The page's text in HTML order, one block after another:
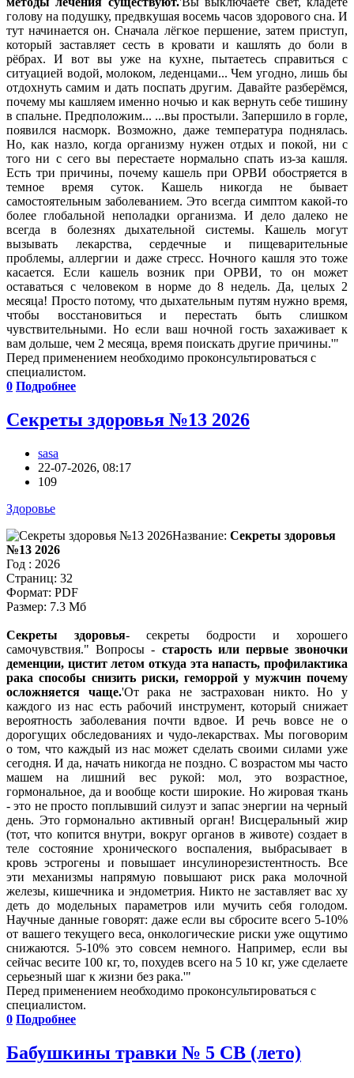
голову на подушку, предвкушая восемь часов здорового сна. И
тут начинается он. Сначала лёгкое першение, затем приступ,
который заставляет сесть в кровати и кашлять до боли в
рёбрах. И вот вы уже на кухне, пытаетесь справиться с
ситуацией водой, молоком, леденцами... Чем угодно, лишь бы
отдохнуть самим и дать поспать другим. Давайте разберёмся,
почему мы кашляем именно ночью и как вернуть себе тишину
в спальне. Предположим... ...вы простыли. Запершило в горле,
появился насморк. Возможно, даже температура поднялась.
Но, как назло, когда организму нужен отдых и покой, ни с
того ни с сего вы перестаете нормально спать из-за кашля.
Есть три причины, почему кашель при ОРВИ обостряется в
темное время суток. Кашель никогда не бывает
самостоятельным заболеванием. Это всегда симптом какой-то
более глобальной неполадки организма. И дело далеко не
всегда в болезнях дыхательной системы. Кашель могут
вызывать лекарства, сердечные и пищеварительные
проблемы, аллергии и даже стресс. Ночного кашля это тоже
касается. Если кашель возник при ОРВИ, то он может
оставаться с человеком в норме до 8 недель. Да, целых 2
месяца! Просто потому, что дыхательным путям нужно время,
чтобы восстановиться и перестать быть слишком
чувствительными. Но если ваш ночной гость захаживает к
вам дольше, чем 2 месяца, время поискать другие причины.
Перед применением необходимо проконсультироваться с
специалистом.
0 Подробнее
Секреты здоровья №13 2026
sasa
22-07-2026, 08:17
109
Здоровье
Название: Секреты здоровья
№13 2026
Год : 2026
Страниц: 32
Формат: PDF
Размер: 7.3 Мб
Секреты здоровья- секреты бодрости и хорошего
самочувствия.
Вопросы - старость или первые звоночки
деменции, цистит летом откуда эта напасть, профилактика
рака способы снизить риски, геморрой у мужчин почему
осложняется чаще.От рака не застрахован никто. Но у
каждого из нас есть рабочий инструмент, который снижает
вероятность заболевания почти вдвое. И речь вовсе не о
дорогущих обследованиях и чудо-лекарствах. Мы поговорим
о том, что каждый из нас может сделать своими силами уже
сегодня. И да, начать никогда не поздно. С возрастом мы часто
машем на лишний вес рукой: мол, это возрастное,
гормональное, да и вообще кости широкие. Но жировая ткань
- это не просто поплывший силуэт и запас энергии на черный
день. Это гормонально активный орган! Висцеральный жир
(тот, что копится внутри, вокруг органов в животе) создает в
теле состояние хронического воспаления, выбрасывает в
кровь эстрогены и повышает инсулинорезистентность. Все
эти механизмы напрямую повышают риск рака молочной
железы, кишечника и эндометрия. Никто не заставляет вас ху
деть до модельных параметров или мучить себя голодом.
Научные данные говорят: даже если вы сбросите всего 5-10%
от вашего текущего веса, онкологические риски уже ощутимо
снижаются. 5-10% это совсем немного. Например, если вы
сейчас весите 100 кг, то, похудев всего на 5 10 кг, уже сделаете
серьезный шаг к жизни без рака.
Перед применением необходимо проконсультироваться с
специалистом.
0 Подробнее
Бабушкины травки № 5 СВ (лето)